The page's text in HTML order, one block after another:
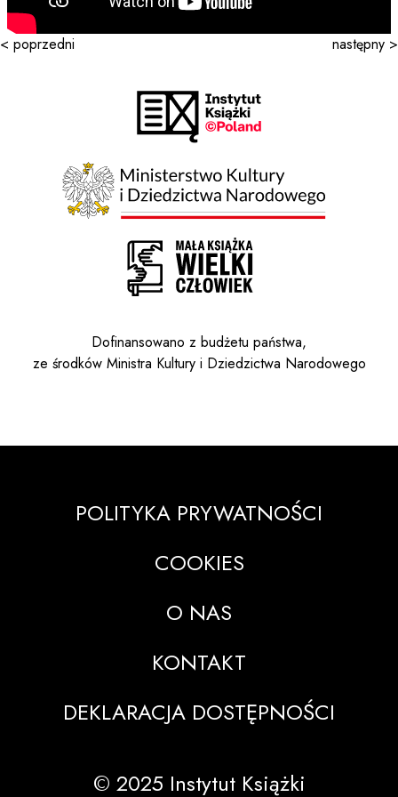
< poprzedni następny >
Dofinansowano z budżetu państwa,
ze środków Ministra Kultury i Dziedzictwa Narodowego
POLITYKA PRYWATNOŚCI
COOKIES
O NAS
KONTAKT
DEKLARACJA DOSTĘPNOŚCI
© 2025 Instytut Książki